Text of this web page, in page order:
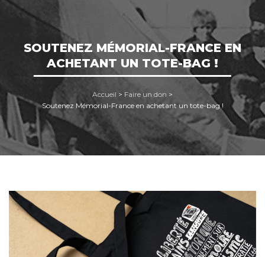
SOUTENEZ MÉMORIAL-FRANCE EN
ACHETANT UN TOTE-BAG !
Accueil > Faire un don >
Soutenez Mémorial-France en achetant un tote-bag !